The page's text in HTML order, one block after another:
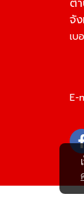
ต
จั
เบ
E-